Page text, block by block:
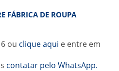
FÁBRICA DE ROUPA
ou clique aqui e entre em
contatar pelo WhatsApp.